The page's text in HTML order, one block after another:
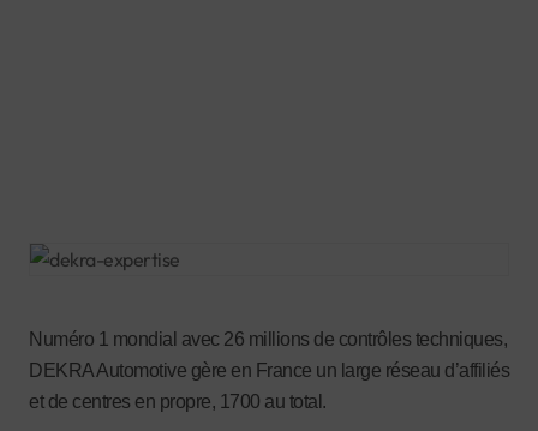
Numéro 1 mondial avec 26 millions de contrôles techniques,
DEKRA Automotive gère en France un large réseau d’affiliés
et de centres en propre, 1700 au total.